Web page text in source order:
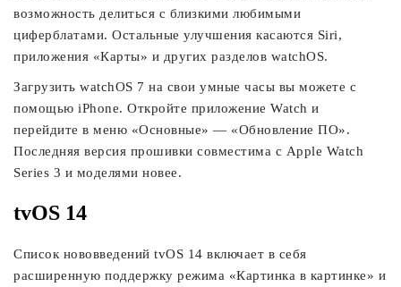
возможность делиться с близкими любимыми
циферблатами. Остальные улучшения касаются Siri,
приложения «Карты» и других разделов watchOS.
Загрузить watchOS 7 на свои умные часы вы можете с
помощью iPhone. Откройте приложение Watch и
перейдите в меню «Основные» — «Обновление ПО».
Последняя версия прошивки совместима с Apple Watch
Series 3 и моделями новее.
tvOS 14
Список нововведений tvOS 14 включает в себя
расширенную поддержку режима «Картинка в картинке» и